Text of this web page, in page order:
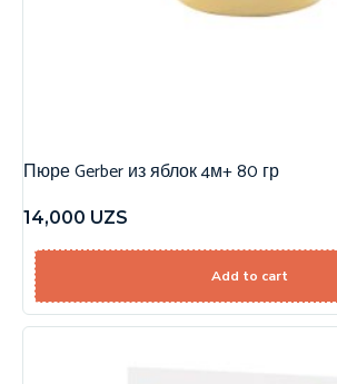
Пюре Gerber из яблок 4м+ 80 гр
14,000 UZS
Add to cart